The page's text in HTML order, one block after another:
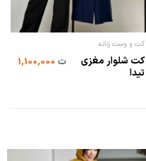
کت و وست زنانه
کت شلوار مغزی
تیدا
ت1,100,000